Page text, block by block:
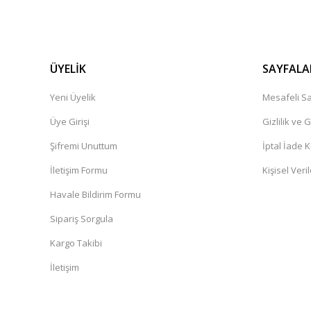
ÜYELİK
Yeni Üyelik
Üye Girişi
Şifremi Unuttum
İletişim Formu
Havale Bildirim Formu
Sipariş Sorgula
Kargo Takibi
İletişim
Mesafeli
Gizlilik ve
İptal İade
Kişisel